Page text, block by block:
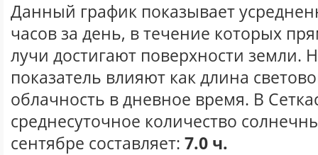
Данный график показывает
часов за день, в течение которых
лучи достигают поверхности земли.
показатель влияют как длина
облачность в дневное время. В
среднесуточное количество
сентябре составляет: 7.0 ч.